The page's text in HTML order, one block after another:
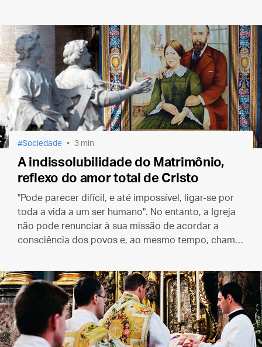
Sociedade 3 min
A indissolubilidade do Matrimônio,
reflexo do amor total de Cristo
"Pode parecer difícil, e até impossível, ligar-se por
toda a vida a um ser humano". No entanto, a Igreja
não pode renunciar à sua missão de acordar a
consciência dos povos e, ao mesmo tempo, chamar